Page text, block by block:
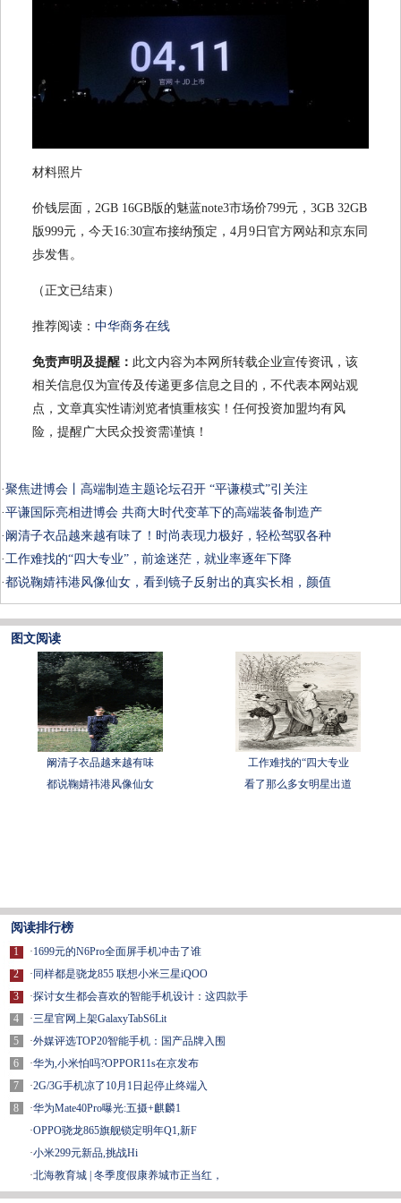
材料照片
价钱层面，2GB 16GB版的魅蓝note3市场价799元，3GB 32GB
版999元，今天16:30宣布接纳预定，4月9日官方网站和京东同
歩发售。
（正文已结束）
推荐阅读： 中华商务在线
免责声明及提醒： 此文内容为本网所转载企业宣传资讯，该
相关信息仅为宣传及传递更多信息之目的，不代表本网站观
点，文章真实性请浏览者慎重核实！任何投资加盟均有风
险，提醒广大民众投资需谨慎！
·聚焦进博会丨高端制造主题论坛召开 “平谦模式”引关注
·平谦国际亮相进博会 共商大时代变革下的高端装备制造产
· 阚清子衣品越来越有味了！时尚表现力极好，轻松驾驭各种
·工作难找的“四大专业”，前途迷茫，就业率逐年下降
·都说鞠婧祎港风像仙女，看到镜子反射出的真实长相，颜值
图文阅读
阚清子衣品越来越有味
工作难找的“四大专业
都说鞠婧祎港风像仙女
看了那么多女明星出道
阅读排行榜
1
2
3
4
5
6
7
8
·1699元的N6Pro全面屏手机冲击了谁
· 同样都是骁龙855 联想小米三星iQOO
·探讨女生都会喜欢的智能手机设计：这四款手
·三星官网上架GalaxyTabS6Lit
·外媒评选TOP20智能手机：国产品牌入围
·华为,小米怕吗?OPPOR11s在京发布
·2G/3G手机凉了10月1日起停止终端入
·华为Mate40Pro曝光:五摄+麒麟1
·OPPO骁龙865旗舰锁定明年Q1,新F
·小米299元新品,挑战Hi
·北海教育城 | 冬季度假康养城市正当红，